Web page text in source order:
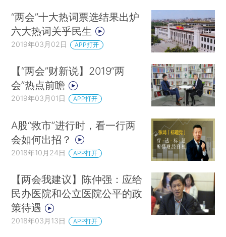
“两会”十大热词票选结果出炉
六大热词关乎民生
2019年03月02日 APP打开
【“两会”财新说】2019“两
会”热点前瞻
2019年03月01日 APP打开
A股“救市”进行时，看一行两
会如何出招？
2018年10月24日 APP打开
【两会我建议】陈仲强：应给
民办医院和公立医院公平的政
策待遇
2018年03月13日 APP打开